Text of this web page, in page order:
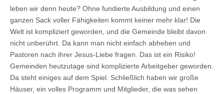
leben wir denn heute? Ohne fundierte Ausbildung und einen
ganzen Sack voller Fähigkeiten kommt keiner mehr klar! Die
Welt ist kompliziert geworden, und die Gemeinde bleibt davon
nicht unberührt. Da kann man nicht einfach abheben und
Pastoren nach ihrer Jesus-Liebe fragen. Das ist ein Risiko!
Gemeinden heutzutage sind komplizierte Arbeitgeber geworden.
Da steht einiges auf dem Spiel. Schließlich haben wir große
Häuser, ein volles Programm und Mitglieder, die was sehen